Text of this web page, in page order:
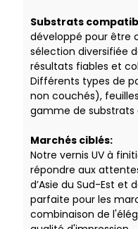
Substrats
développé pour être
sélection diversifiée
résultats fiables et
Différents types de
non couchés),
gamme de substrats
Marchés ciblés:
Notre vernis UV à
répondre aux
d’Asie du Sud-Est et
parfaite pour les
combinaison de